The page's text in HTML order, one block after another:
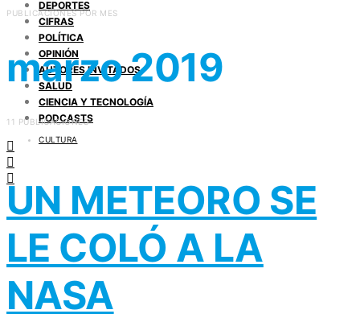
DEPORTES
CIFRAS
POLÍTICA
OPINIÓN
AUTORES INVITADOS
SALUD
CIENCIA Y TECNOLOGÍA
PODCASTS
PUBLICACIONES POR MES
marzo 2019
11 PUBLICACIONES
CULTURA
UN METEORO SE
LE COLÓ A LA
NASA